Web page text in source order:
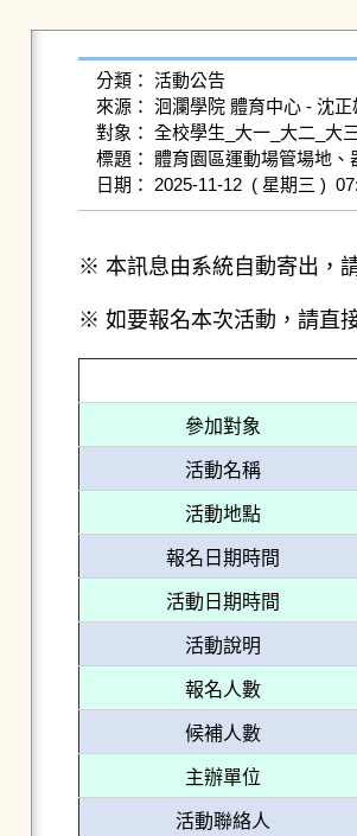
分類： 活動公告
來源： 洄瀾學院 體育中心 - 沈
對象： 全校學生_大一_大二_大
標題： 體育園區運動場管場地
※ 本訊息由系統自動寄出，
※ 如要報名本次活動，請直
參加對象
活動名稱
活動地點
報名日期時間
活動日期時間
活動說明
報名人數
候補人數
主辦單位
活動聯絡人